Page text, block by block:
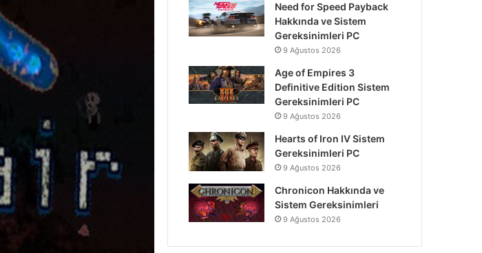
Need for Speed Payback
Hakkında ve Sistem
Gereksinimleri PC
9 Ağustos 2026
Age of Empires 3
Definitive Edition Sistem
Gereksinimleri PC
9 Ağustos 2026
Hearts of Iron IV Sistem
Gereksinimleri PC
9 Ağustos 2026
Chronicon Hakkında ve
Sistem Gereksinimleri
9 Ağustos 2026